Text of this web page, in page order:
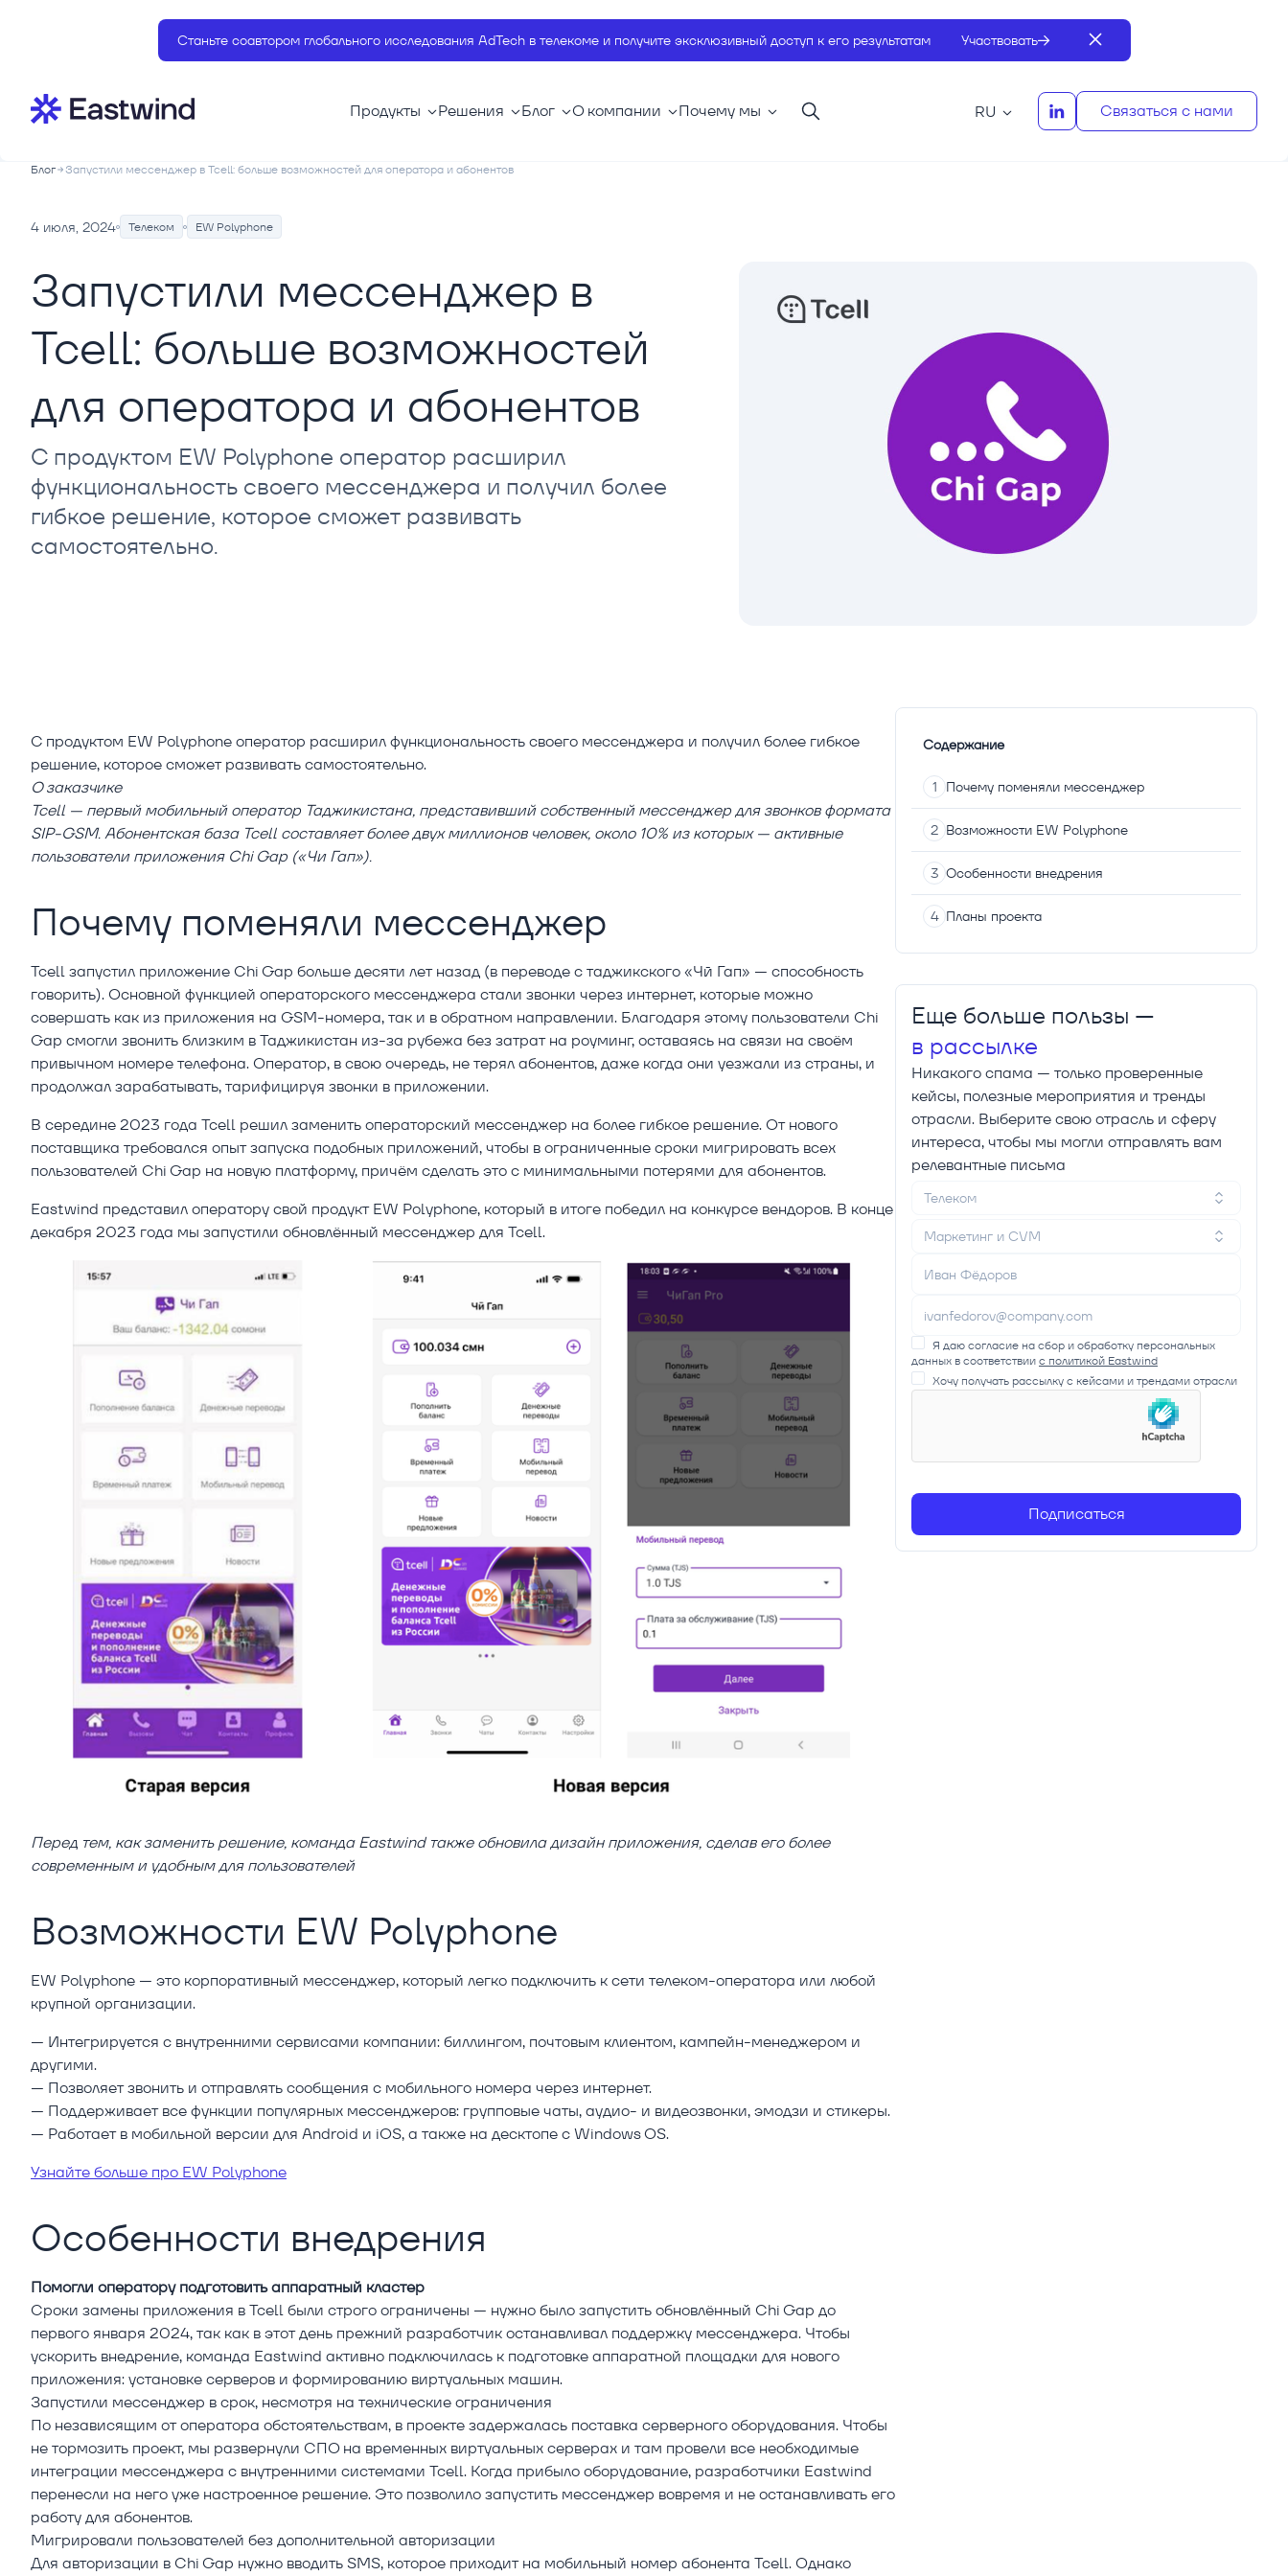
Станьте соавтором глобального исследования AdTech в телекоме и получите эксклюзивный доступ к его результатам Участвовать
Продукты Решения Блог О компании Почему мы RU Связаться с нами
Блог Запустили мессенджер в Tcell: больше возможностей для оператора и абонентов
4 июля, 2024 Телеком EW Polyphone
Запустили мессенджер в
Tcell: больше возможностей
для оператора и абонентов
С продуктом EW Polyphone оператор расширил
функциональность своего мессенджера и получил более
гибкое решение, которое сможет развивать
самостоятельно.
С продуктом EW Polyphone оператор расширил функциональность своего мессенджера и получил более гибкое
решение, которое сможет развивать самостоятельно.
О заказчике
Tcell — первый мобильный оператор Таджикистана, представивший собственный мессенджер для звонков формата
SIP-GSM. Абонентская база Tcell составляет более двух миллионов человек, около 10% из которых — активные
пользователи приложения Chi Gap («Чи Гап»).
Почему поменяли мессенджер
Tcell запустил приложение Chi Gap больше десяти лет назад (в переводе с таджикского «Чӣ Гап» — способность
говорить). Основной функцией операторского мессенджера стали звонки через интернет, которые можно
совершать как из приложения на GSM-номера, так и в обратном направлении. Благодаря этому пользователи Chi
Gap смогли звонить близким в Таджикистан из-за рубежа без затрат на роуминг, оставаясь на связи на своём
привычном номере телефона. Оператор, в свою очередь, не терял абонентов, даже когда они уезжали из страны, и
продолжал зарабатывать, тарифицируя звонки в приложении.
В середине 2023 года Tcell решил заменить операторский мессенджер на более гибкое решение. От нового
поставщика требовался опыт запуска подобных приложений, чтобы в ограниченные сроки мигрировать всех
пользователей Chi Gap на новую платформу, причём сделать это с минимальными потерями для абонентов.
Eastwind представил оператору свой продукт EW Polyphone, который в итоге победил на конкурсе вендоров. В конце
декабря 2023 года мы запустили обновлённый мессенджер для Tcell.
Перед тем, как заменить решение, команда Eastwind также обновила дизайн приложения, сделав его более
современным и удобным для пользователей
Возможности EW Polyphone
EW Polyphone — это корпоративный мессенджер, который легко подключить к сети телеком-оператора или любой
крупной организации.
— Интегрируется с внутренними сервисами компании: биллингом, почтовым клиентом, кампейн-менеджером и
другими.
— Позволяет звонить и отправлять сообщения с мобильного номера через интернет.
— Поддерживает все функции популярных мессенджеров: групповые чаты, аудио- и видеозвонки, эмодзи и стикеры.
— Работает в мобильной версии для Android и iOS, а также на десктопе с Windows OS.
Узнайте больше про EW Polyphone
Особенности внедрения
Помогли оператору подготовить аппаратный кластер
Сроки замены приложения в Tcell были строго ограничены — нужно было запустить обновлённый Chi Gap до
первого января 2024, так как в этот день прежний разработчик останавливал поддержку мессенджера. Чтобы
ускорить внедрение, команда Eastwind активно подключилась к подготовке аппаратной площадки для нового
приложения: установке серверов и формированию виртуальных машин.
Запустили мессенджер в срок, несмотря на технические ограничения
По независящим от оператора обстоятельствам, в проекте задержалась поставка серверного оборудования. Чтобы
не тормозить проект, мы развернули СПО на временных виртуальных серверах и там провели все необходимые
интеграции мессенджера с внутренними системами Tcell. Когда прибыло оборудование, разработчики Eastwind
перенесли на него уже настроенное решение. Это позволило запустить мессенджер вовремя и не останавливать его
работу для абонентов.
Мигрировали пользователей без дополнительной авторизации
Для авторизации в Chi Gap нужно вводить SMS, которое приходит на мобильный номер абонента Tcell. Однако
Содержание
Почему поменяли мессенджер
Возможности EW Polyphone
Особенности внедрения
Планы проекта
Еще больше пользы —
в рассылке
Никакого спама — только проверенные
кейсы, полезные мероприятия и тренды
отрасли. Выберите свою отрасль и сферу
интереса, чтобы мы могли отправлять вам
релевантные письма
Телеком
Маркетинг и CVM
Я даю согласие на сбор и обработку персональных
данных в соответствии с политикой Eastwind
Хочу получать рассылку с кейсами и трендами отрасли